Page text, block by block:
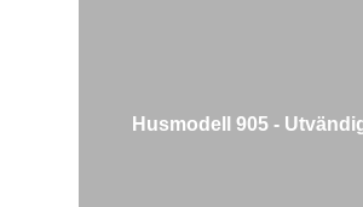
Husmodell 905 -